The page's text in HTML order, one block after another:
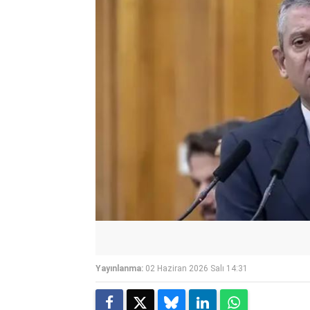
Yayınlanma: 02 Haziran 2026 Salı 14:31